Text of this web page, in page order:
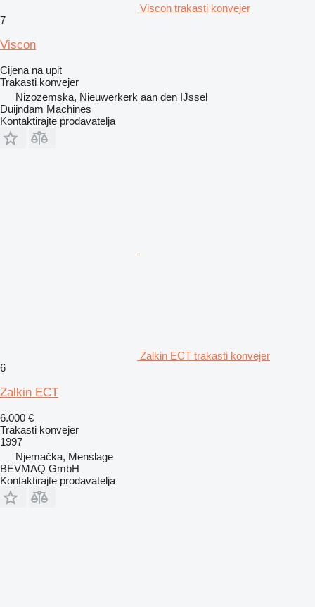
Viscon trakasti konvejer
7
Viscon
Cijena na upit
Trakasti konvejer
Nizozemska, Nieuwerkerk aan den IJssel
Duijndam Machines
Kontaktirajte prodavatelja
Zalkin ECT trakasti konvejer
6
Zalkin ECT
6.000 €
Trakasti konvejer
1997
Njemačka, Menslage
BEVMAQ GmbH
Kontaktirajte prodavatelja